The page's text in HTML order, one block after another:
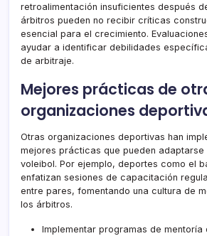
retroalimentación insuficientes después
árbitros pueden no recibir críticas
esencial para el crecimiento.
ayudar a identificar debilidades
de arbitraje.
Mejores prácticas de
organizaciones
Otras organizaciones deportivas han
mejores prácticas que pueden
voleibol. Por ejemplo, deportes como el
enfatizan sesiones de capacitación
entre pares, fomentando una cultura de
los árbitros.
Implementar programas de mentoría